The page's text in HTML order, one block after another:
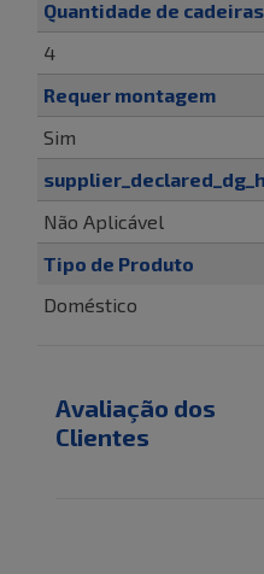
Quantidade de cadeiras
4
Requer montagem
Sim
Não Aplicável
Tipo de Produto
Doméstico
Avaliação dos
Clientes